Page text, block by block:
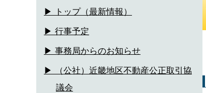
▶ トップ（最新情報）
▶ 行事予定
▶ 事務局からのお知らせ
▶ （公社）近畿地区不動産公正取引協
議会